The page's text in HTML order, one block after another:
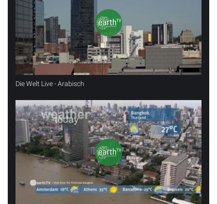
Die Welt Live - Arabisch